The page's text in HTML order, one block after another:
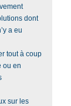
dont
a eu
tout à coup
ou en
sur les